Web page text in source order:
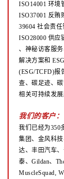
ISO14001 环境
ISO37001 反
39604 社会责
ISO28000 供
、神秘访客服
解决方案和
(ESG/TCFD)报
查、碳足迹、
相关可持续发展
我们的客户：
我们已经为350
集团、金风科
达、丰田汽车
泰、Gildan、
MuscleSquad,